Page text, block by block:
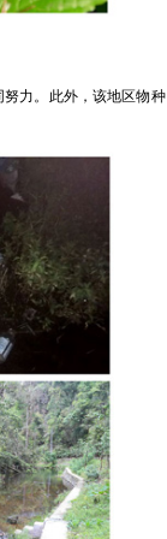
力。此外，该地区物种